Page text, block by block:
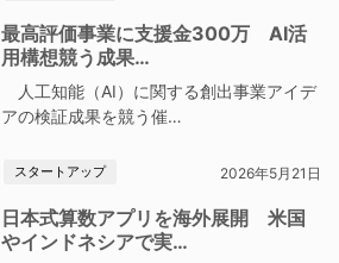
最高評価事業に支援金300万 AI活
用構想競う成果…
人工知能（AI）に関する創出事業アイデ
アの検証成果を競う催…
スタートアップ 2026年5月21日
日本式算数アプリを海外展開 米国
やインドネシアで実…